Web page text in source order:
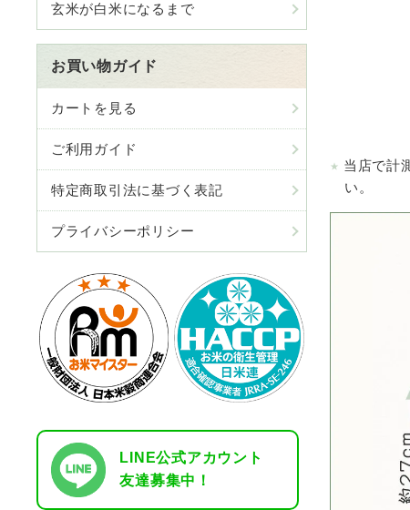
玄米が白米になるまで
お買い物ガイド
カートを見る
ご利用ガイド
特定商取引法に基づく表記
プライバシーポリシー
LINE公式アカウント
友達募集中！
当店で計
い。